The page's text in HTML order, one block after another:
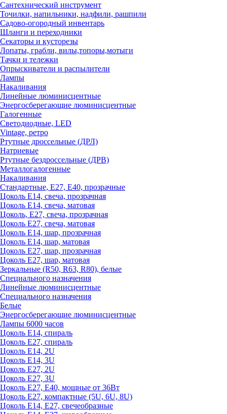
Сантехнический инструмент
Точилки, напильники, надфили, рашпили
Садово-огородный инвентарь
Шланги и переходники
Секаторы и кусторезы
Лопаты, грабли, вилы,топоры,мотыги
Тачки и тележки
Опрыскиватели и распылители
Лампы
Накаливания
Линейные люминисцентные
Энергосберегающие люминисцентные
Галогенные
Светодиодные, LED
Vintage, ретро
Ртутные дроссельные (ДРЛ)
Натриевые
Ртутные бездроссельные (ДРВ)
Металлогалогенные
Накаливания
Стандартные, Е27, Е40, прозрачные
Цоколь Е14, свеча, прозрачная
Цоколь Е14, свеча, матовая
Цоколь, Е27, свеча, прозрачная
Цоколь Е27, свеча, матовая
Цоколь Е14, шар, прозрачная
Цоколь Е14, шар, матовая
Цоколь Е27, шар, прозрачная
Цоколь Е27, шар, матовая
Зеркальные (R50, R63, R80), белые
Специального назначения
Линейные люминисцентные
Специального назначения
Белые
Энергосберегающие люминисцентные
Лампы 6000 часов
Цоколь Е14, спираль
Цоколь Е27, спираль
Цоколь Е14, 2U
Цоколь Е14, 3U
Цоколь Е27, 2U
Цоколь Е27, 3U
Цоколь Е27, Е40, мощные от 36Вт
Цоколь Е27, компактные (5U, 6U, 8U)
Цоколь Е14, Е27, свечеобразные